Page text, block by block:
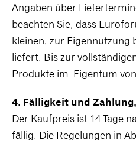
Angaben über
beachten Sie, dass
kleinen, zur Eigennutzung
liefert. Bis zur
Produkte im Eigentum
4. Fälligkeit und
Der Kaufpreis ist 14 Tage
fällig. Die Regelungen in